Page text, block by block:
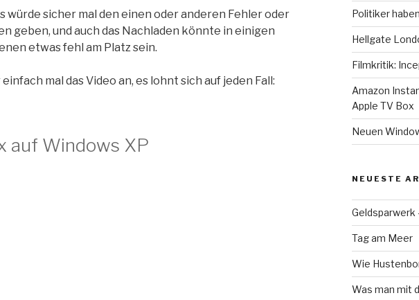
würde sicher mal den einen oder anderen Fehler oder
geben, und auch das Nachladen könnte in einigen
etwas fehl am Platz sein.
einfach mal das Video an, es lohnt sich auf jeden Fall:
auf Windows XP
Politiker
Hellgate
Filmkritik:
Amazon
Apple TV Box
Neuen
NEUESTE
Geldsparwerk
Tag am Meer
Wie
Was man mit